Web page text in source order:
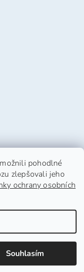
pohodlné
zlepšovali jeho
ochrany osobních
Souhlasím
. Všechna práva
cookies